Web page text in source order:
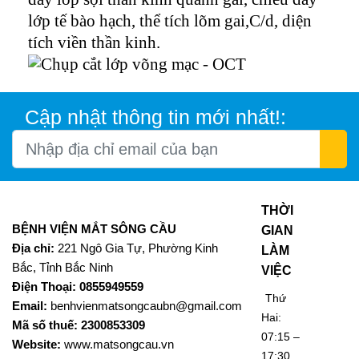
lớp tế bào hạch, thể tích lõm gai,C/d, diện
tích viền thần kinh.
Cập nhật thông tin mới nhất!:
BỆNH VIỆN MẮT SÔNG CẦU
Địa chỉ: 221 Ngô Gia Tự, Phường Kinh
Bắc, Tỉnh Bắc Ninh
Điện Thoại: 0855949559
Email: benhvienmatsongcaubn@gmail.com
Mã số thuế: 2300853309
Website: www.matsongcau.vn
THỜI
GIAN
LÀM
VIỆC
Thứ
Hai:
07:15 –
17:30